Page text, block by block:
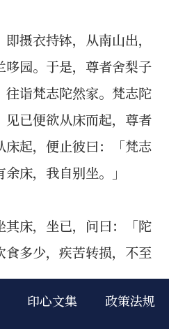
印心文集 政策法规